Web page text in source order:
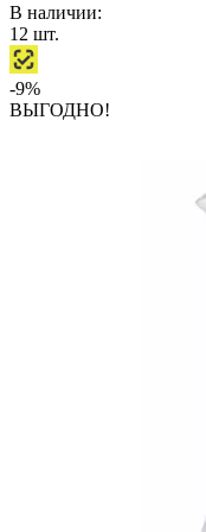
В наличии:
12 шт.
-9%
ВЫГОДНО!